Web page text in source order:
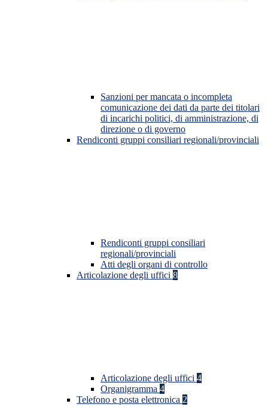
Sanzioni per mancata o incompleta
comunicazione dei dati da parte dei titolari
di incarichi politici, di amministrazione, di
direzione o di governo
Rendiconti gruppi consiliari regionali/provinciali
Rendiconti gruppi consiliari
regionali/provinciali
Atti degli organi di controllo
Articolazione degli uffici 8
Articolazione degli uffici 4
Organigramma 4
Telefono e posta elettronica 2